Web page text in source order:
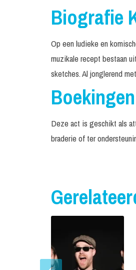
Biografie
Op een ludieke en
muzikale recept bestaan
sketches. Al jonglerend
Deze act is geschikt als
braderie of ter